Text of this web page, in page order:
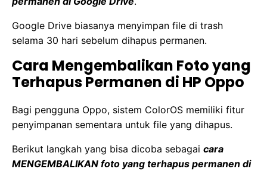
Google Drive biasanya menyimpan file di trash
selama 30 hari sebelum dihapus permanen.
Cara Mengembalikan Foto yang
Terhapus Permanen di HP Oppo
Bagi pengguna Oppo, sistem ColorOS memiliki fitur
penyimpanan sementara untuk file yang dihapus.
Berikut langkah yang bisa dicoba sebagai cara
MENGEMBALIKAN foto yang terhapus permanen di